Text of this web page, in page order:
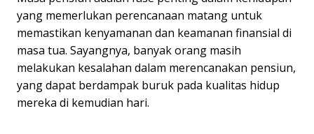
yang memerlukan perencanaan matang untuk
memastikan kenyamanan dan keamanan finansial di
masa tua. Sayangnya, banyak orang masih
melakukan kesalahan dalam merencanakan pensiun,
yang dapat berdampak buruk pada kualitas hidup
mereka di kemudian hari.